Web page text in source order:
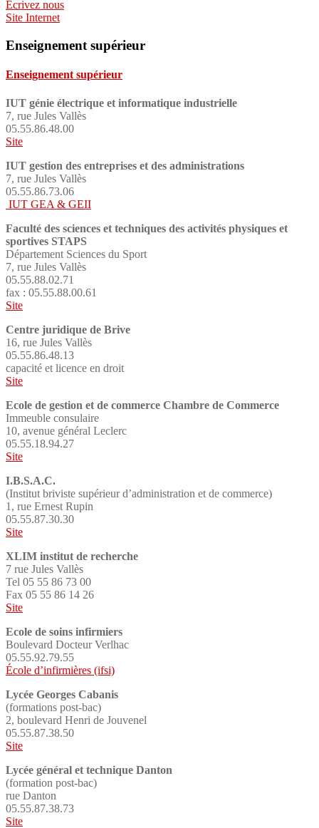
Ecrivez nous
Site Internet
Enseignement supérieur
Enseignement supérieur
IUT génie électrique et informatique industrielle
7, rue Jules Vallès
05.55.86.48.00
Site
IUT gestion des entreprises et des administrations
7, rue Jules Vallès
05.55.86.73.06
IUT GEA & GEII
Faculté des sciences et techniques des activités physiques et
sportives STAPS
Département Sciences du Sport
7, rue Jules Vallès
05.55.88.02.71
fax : 05.55.88.00.61
Site
Centre juridique de Brive
16, rue Jules Vallès
05.55.86.48.13
capacité et licence en droit
Site
Ecole de gestion et de commerce Chambre de Commerce
Immeuble consulaire
10, avenue général Leclerc
05.55.18.94.27
Site
I.B.S.A.C.
(Institut briviste supérieur d’administration et de commerce)
1, rue Ernest Rupin
05.55.87.30.30
Site
XLIM institut de recherche
7 rue Jules Vallès
Tel 05 55 86 73 00
Fax 05 55 86 14 26
Site
Ecole de soins infirmiers
Boulevard Docteur Verlhac
05.55.92.79.55
École d’infirmières (ifsi)
Lycée Georges Cabanis
(formations post-bac)
2, boulevard Henri de Jouvenel
05.55.87.38.50
Site
Lycée général et technique Danton
(formation post-bac)
rue Danton
05.55.87.38.73
Site